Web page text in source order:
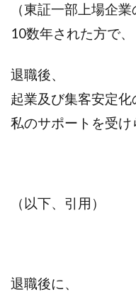
（東証一部上場企
10数年された方で、
退職後、
起業及び集客安定化
私のサポートを受け
（以下、引用）
退職後に、